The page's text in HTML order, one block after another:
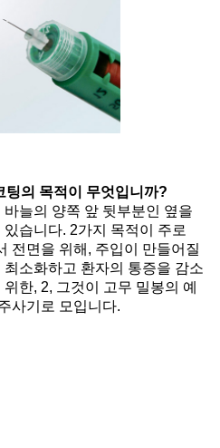
팅의 목적이 무엇입니까?
늘의 양쪽 앞 뒷부분인 옆을
습니다. 2가지 목적이 주로
전면을 위해, 주입이 만들어질
소화하고 환자의 통증을 감소
한, 2, 그것이 고무 밀봉의 예
사기로 모입니다.